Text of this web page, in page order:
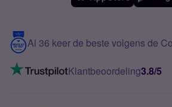
Meerdere nummers
5G internet
Mobiel internet
Mobiel abonnement
Contact
VoLTE 4G bellen
Al 36 keer de beste volgens de
Klantbeoordeling3.8/5